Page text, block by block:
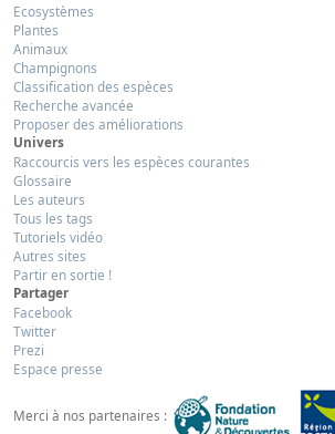
Ecosystèmes
Plantes
Animaux
Champignons
Classification des espèces
Recherche avancée
Proposer des améliorations
Univers
Raccourcis vers les espèces courantes
Glossaire
Les auteurs
Tous les tags
Tutoriels vidéo
Autres sites
Partir en sortie !
Partager
Facebook
Twitter
Prezi
Espace presse
Merci à nos partenaires :